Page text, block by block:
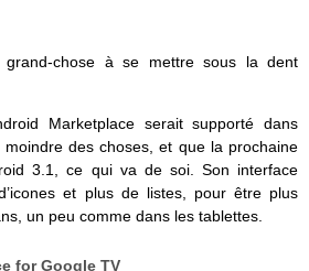
chose à se mettre sous la dent
Marketplace serait supporté dans
des choses, et que la prochaine
3.1, ce qui va de soi. Son interface
et plus de listes, pour être plus
un peu comme dans les tablettes.